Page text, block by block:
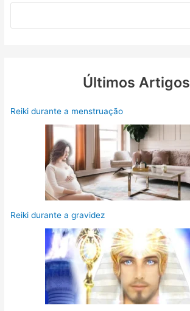
Últimos Artigos
Reiki durante a menstruação
Reiki durante a gravidez